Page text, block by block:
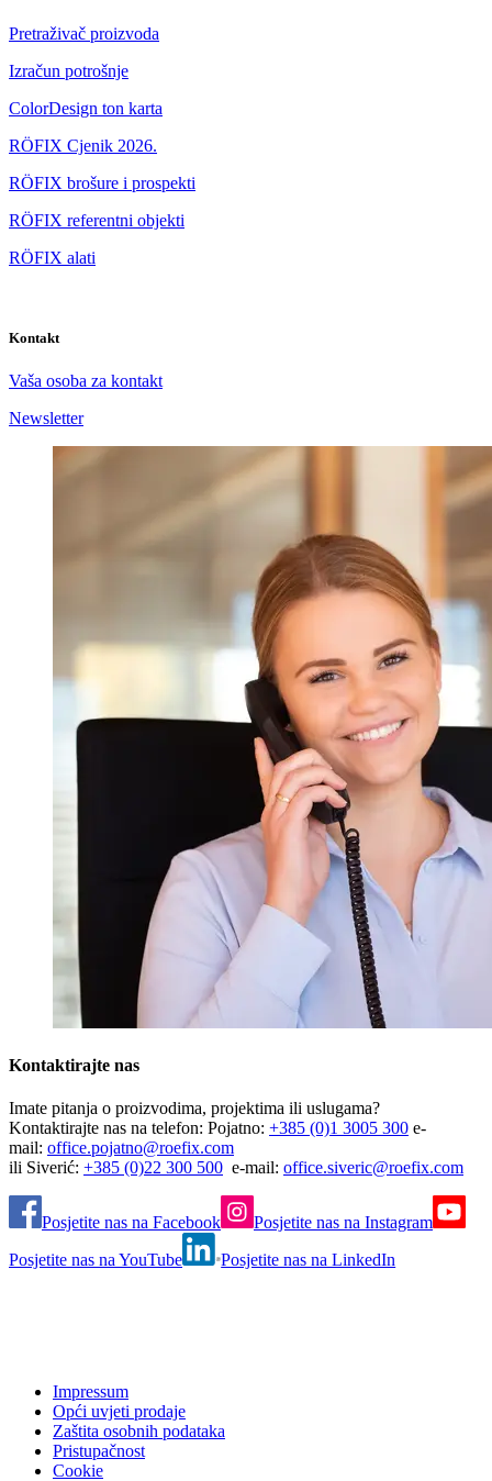
Pretraživač proizvoda
Izračun potrošnje
ColorDesign ton karta
RÖFIX Cjenik 2026.
RÖFIX brošure i prospekti
RÖFIX referentni objekti
RÖFIX alati
Kontakt
Vaša osoba za kontakt
Newsletter
Kontaktirajte nas
Imate pitanja o proizvodima, projektima ili uslugama?
Kontaktirajte nas na telefon: Pojatno: +385 (0)1 3005 300 e-
mail: office.pojatno@roefix.com
ili Siverić: +385 (0)22 300 500 e-mail: office.siveric@roefix.com
Posjetite nas na Facebook
Posjetite nas na Instagram
Posjetite nas na YouTube
Posjetite nas na LinkedIn
Impressum
Opći uvjeti prodaje
Zaštita osobnih podataka
Pristupačnost
Cookie